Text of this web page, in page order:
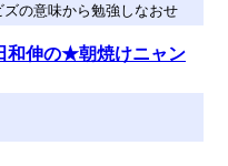
の意味から勉強しなおせ
和伸の★朝焼けニャン